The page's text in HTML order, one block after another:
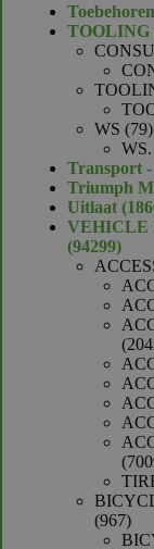
TOOLING
WS 7979
Transport -
Triumph
Uitlaat
VEHICLE
9429994299
967967